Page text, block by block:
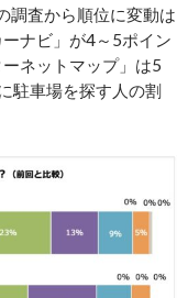
調査から順位に変動は
ナビ」が4～5ポイン
ネットマップ」は5
駐車場を探す人の割